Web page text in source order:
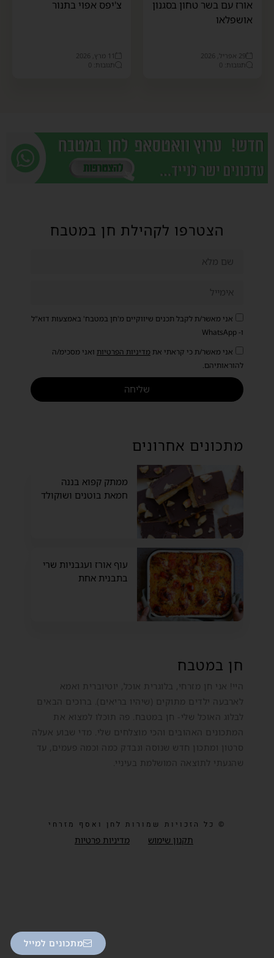
מתכונים למייל
אורז עם בשר טחון בסגנון
אושפלאו
29 אפריל, 2026
תגובות: 0
צ'יפס אפוי בתנור
11 מרץ, 2026
תגובות: 0
חן במטבח
היי! אני חן מזרחי, בלוגרית אוכל, יוטיוברית ואמא
לארבעה ילדים מתוקים (שיהיו בריאים). ברוכים הבאים
לבלוג האוכל שלי- חן במטבח. פה תוכלו למצוא את
המתכונים האהובים והכי מוצלחים שלי. מדי שבוע אעלה
סרטון ומתכון חדש שנוסה ונבדק כמה וכמה פעמים, עד
שהגעתי לתוצאה המושלמת בעיניי.
מתכונים אחרונים
ממתק קפוא בננה
חמאת בוטנים ושוקולד
עוף אורז ועגבניות שרי
בתבנית אחת
הצטרפו לקהילת חן במטבח
אני מאשר/ת לקבל תכנים שיווקיים מ'חן במטבח' באמצעות דוא"ל
ו- WhatsApp
אני מאשר/ת כי קראתי את מדיניות הפרטיות ואני מסכימ/ה
להוראותיהם.
שליחה
© כל הזכויות שמורות לחן ואסף מזרחי
תקנון שימוש מדיניות פרטיות